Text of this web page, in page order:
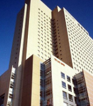
用する
歳)
東京(羽田)
18:55
2
する
歳)
東京(羽田)
19:40